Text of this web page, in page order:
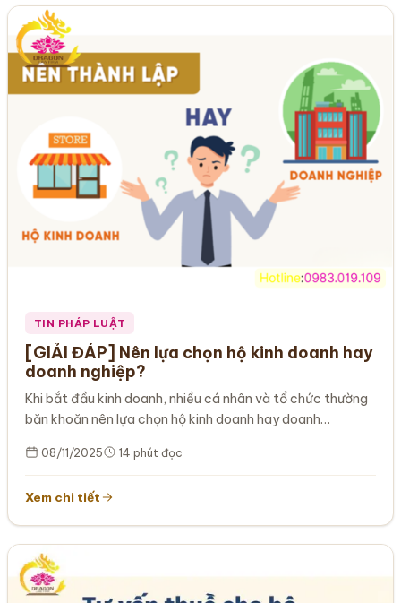
TIN PHÁP LUẬT
[GIẢI ĐÁP] Nên lựa chọn hộ kinh doanh hay
doanh nghiệp?
Khi bắt đầu kinh doanh, nhiều cá nhân và tổ chức thường
băn khoăn nên lựa chọn hộ kinh doanh hay doanh…
08/11/2025 14 phút đọc
Xem chi tiết